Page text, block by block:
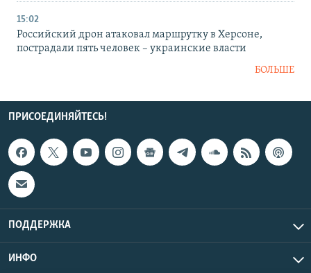
15:02
Российский дрон атаковал маршрутку в Херсоне,
пострадали пять человек – украинские власти
БОЛЬШЕ
ПРИСОЕДИНЯЙТЕСЬ!
ПОДДЕРЖКА
ИНФО